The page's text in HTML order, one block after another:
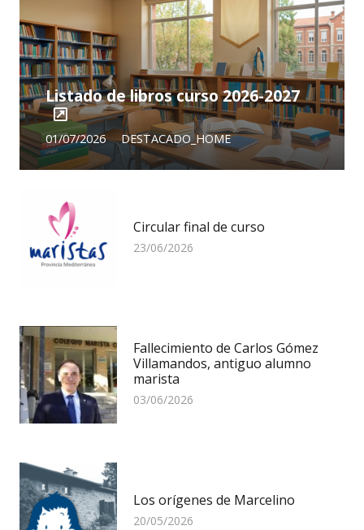
Listado de libros curso 2026-2027
01/07/2026 DESTACADO_HOME
Circular final de curso
23/06/2026
Fallecimiento de Carlos Gómez
Villamandos, antiguo alumno
marista
03/06/2026
Los orígenes de Marcelino
20/05/2026